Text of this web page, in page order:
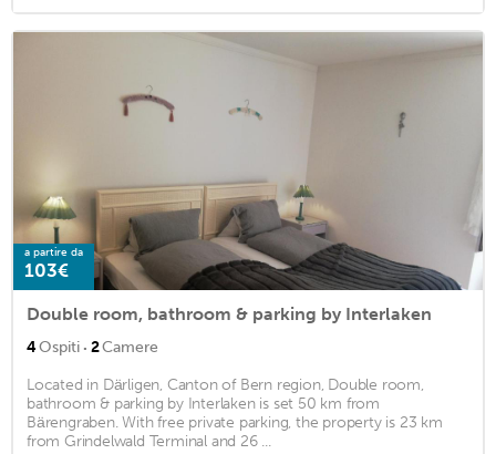
a partire da
103€
Double room, bathroom & parking by Interlaken
4Ospiti · 2Camere
Located in Därligen, Canton of Bern region, Double room,
bathroom & parking by Interlaken is set 50 km from
Bärengraben. With free private parking, the property is 23 km
from Grindelwald Terminal and 26 ...